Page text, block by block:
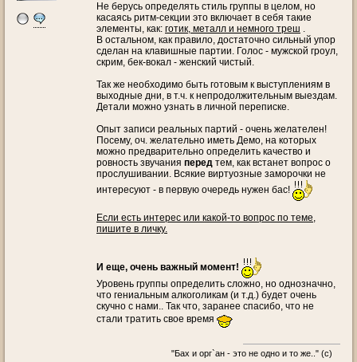
Не берусь определять стиль группы в целом, но
касаясь ритм-секции это включает в себя такие
элементы, как: готик, металл и немного треш .
В остальном, как правило, достаточно сильный упор
сделан на клавишные партии. Голос - мужской гроул,
скрим, бек-вокал - женский чистый.
Так же необходимо быть готовым к выступлениям в
выходные дни, в т.ч. к непродолжительным выездам.
Детали можно узнать в личной переписке.
Опыт записи реальных партий - очень желателен!
Посему, оч. желательно иметь Демо, на которых
можно предварительно определить качество и
ровность звучания перед тем, как встанет вопрос о
прослушивании. Всякие виртуозные заморочки не
интересуют - в первую очередь нужен бас!
Если есть интерес или какой-то вопрос по теме,
пишите в личку.
И еще, очень важный момент!
Уровень группы определить сложно, но однозначно,
что гениальным алкоголикам (и т.д.) будет очень
скучно с нами.. Так что, заранее спасибо, что не
стали тратить свое время
"Бах и орг`ан - это не одно и то же.." (c)